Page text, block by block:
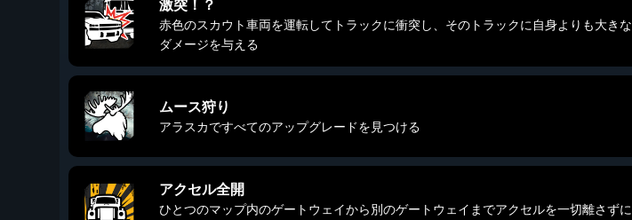
激突！？
赤色のスカウト車両を運転してトラックに衝突し、そのトラックに自身よりも大きな
ダメージを与える
ムース狩り
アラスカですべてのアップグレードを見つける
アクセル全開
ひとつのマップ内のゲートウェイから別のゲートウェイまでアクセルを一切離さずに